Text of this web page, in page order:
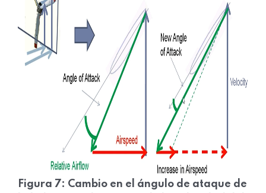
Figura 7: Cambio en el ángulo de ataque de